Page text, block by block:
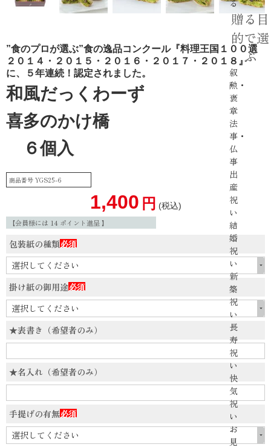
る
贈る目
的で選
ぶ
叙
勲・
褒
章
法
事・
仏
事
出
産
祝
い
結
婚
祝
い
新
築
祝
い
長
寿
祝
い
快
気
祝
い
お
見
”食のプロが選ぶ”食の逸品コンクール『料理王国１００選
２０１４・２０１５・２０１６・２０１７・２０１８』
に、５年連続！認定されました。
和風だっくわーず
喜多のかけ橋
６個入
商品番号 YGS25-6
1,400
税込
【会員様には 14 ポイント進呈 】
包装紙の種類
(必
須)
掛け紙の御用途
(必
須)
★表書き（希望者のみ）
★名入れ（希望者のみ）
手提げの有無
(必
須)